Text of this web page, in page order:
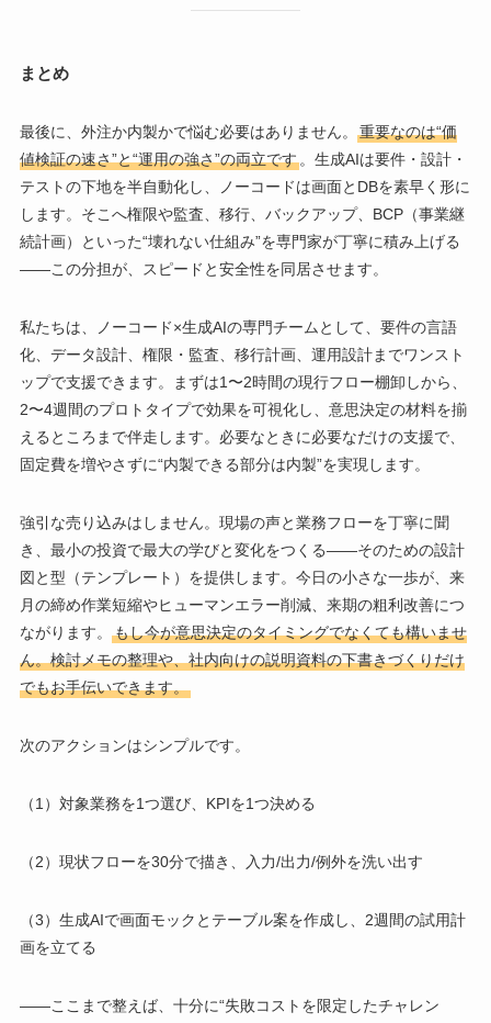
まとめ
最後に、外注か内製かで悩む必要はありません。
重要なのは“価
値検証の速さ”と“運用の強さ”の両立です。生成AIは要件・設計・
テストの下地を半自動化し、ノーコードは画面とDBを素早く形に
します。そこへ権限や監査、移行、バックアップ、BCP（事業継
続計画）といった“壊れない仕組み”を専門家が丁寧に積み上げる
――この分担が、スピードと安全性を同居させます。
私たちは、ノーコード×生成AIの専門チームとして、要件の言語
化、データ設計、権限・監査、移行計画、運用設計までワンスト
ップで支援できます。まずは1〜2時間の現行フロー棚卸しから、
2〜4週間のプロトタイプで効果を可視化し、意思決定の材料を揃
えるところまで伴走します。必要なときに必要なだけの支援で、
固定費を増やさずに“内製できる部分は内製”を実現します。
強引な売り込みはしません。現場の声と業務フローを丁寧に聞
き、最小の投資で最大の学びと変化をつくる――そのための設計
図と型（テンプレート）を提供します。今日の小さな一歩が、来
月の締め作業短縮やヒューマンエラー削減、来期の粗利改善につ
ながります。
もし今が意思決定のタイミングでなくても構いませ
ん。検討メモの整理や、社内向けの説明資料の下書きづくりだけ
でもお手伝いできます。
次のアクションはシンプルです。
（1）対象業務を1つ選び、KPIを1つ決める
（2）現状フローを30分で描き、入力/出力/例外を洗い出す
（3）生成AIで画面モックとテーブル案を作成し、2週間の試用計
画を立てる
――ここまで整えば、十分に“失敗コストを限定したチャレン